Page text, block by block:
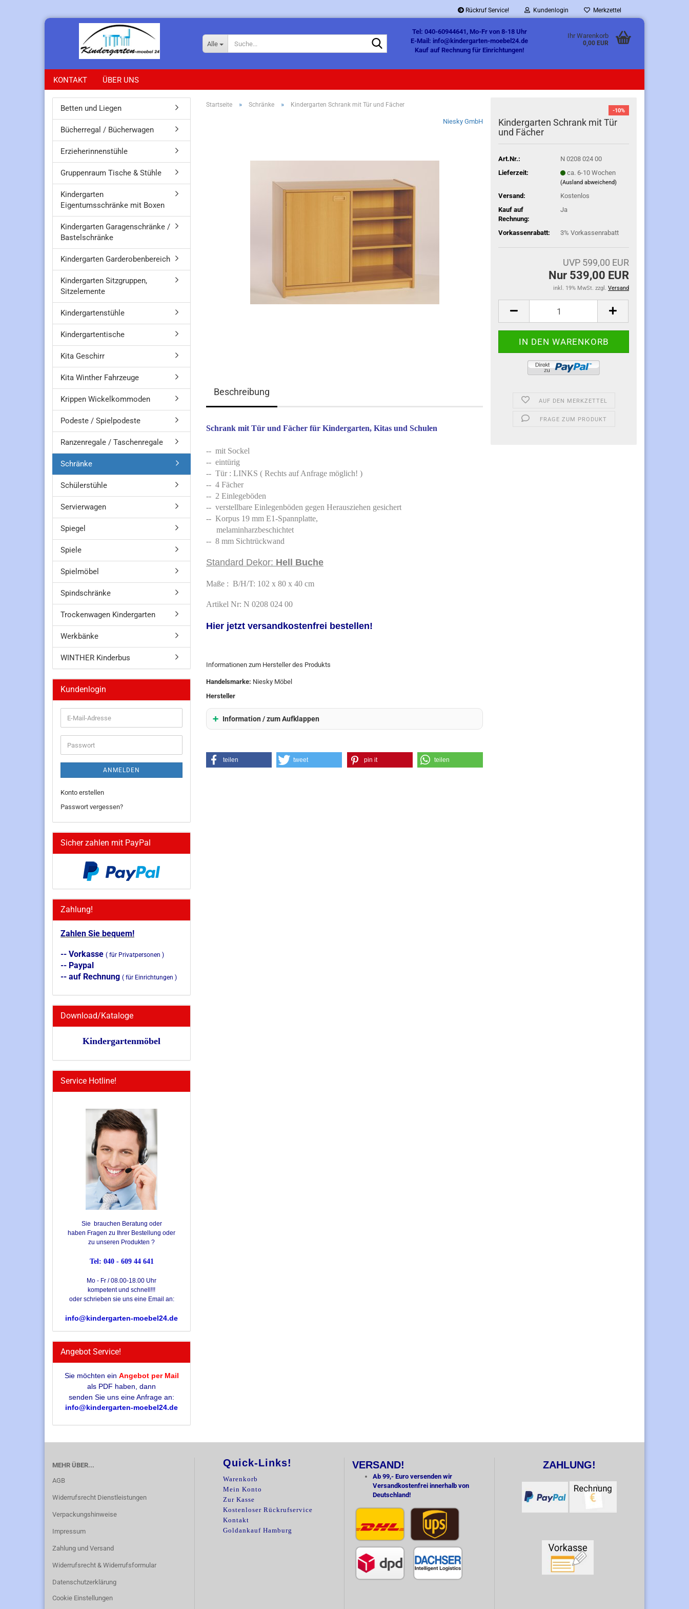
Rückruf Service! Kundenlogin Merkzettel
Alle
Tel: 040-60944641, Mo-Fr von 8-18 Uhr
E-Mail: info@kindergarten-moebel24.de
Kauf auf Rechnung für Einrichtungen!
Ihr Warenkorb
0,00 EUR
KONTAKT ÜBER UNS
Startseite » Schränke » Kindergarten Schrank mit Tür und Fächer
Niesky GmbH
-10%
Kindergarten Schrank mit Tür
und Fächer
Art.Nr.:
N 0208 024 00
Lieferzeit:
ca. 6-10 Wochen
(Ausland abweichend)
Versand:
Kostenlos
Kauf auf
Rechnung:
Ja
Vorkassenrabatt: 3% Vorkassenrabatt
UVP 599,00 EUR
Nur 539,00 EUR
inkl. 19% MwSt. zzgl. Versand
AUF DEN MERKZETTEL
FRAGE ZUM PRODUKT
Beschreibung
Schrank mit Tür und Fächer für Kindergarten, Kitas und Schulen
-- mit Sockel
-- eintürig
-- Tür : LINKS ( Rechts auf Anfrage möglich! )
-- 4 Fächer
-- 2 Einlegeböden
-- verstellbare Einlegenböden gegen Herausziehen gesichert
-- Korpus 19 mm E1-Spannplatte,
melaminharzbeschichtet
-- 8 mm Sichtrückwand
Standard Dekor: Hell Buche
Maße : B/H/T: 102 x 80 x 40 cm
Artikel Nr: N 0208 024 00
Hier jetzt versandkostenfrei bestellen!
Informationen zum Hersteller des Produkts
Handelsmarke: Niesky Möbel
Hersteller
Information / zum Aufklappen
teilen tweet pin it teilen
Betten und Liegen
Bücherregal / Bücherwagen
Erzieherinnenstühle
Gruppenraum Tische & Stühle
Kindergarten
Eigentumsschränke mit Boxen
Kindergarten Garagenschränke /
Bastelschränke
Kindergarten Garderobenbereich
Kindergarten Sitzgruppen,
Sitzelemente
Kindergartenstühle
Kindergartentische
Kita Geschirr
Kita Winther Fahrzeuge
Krippen Wickelkommoden
Podeste / Spielpodeste
Ranzenregale / Taschenregale
Schränke
Schülerstühle
Servierwagen
Spiegel
Spiele
Spielmöbel
Spindschränke
Trockenwagen Kindergarten
Werkbänke
WINTHER Kinderbus
Kundenlogin
E-
Mail-
Adresse
Passwort
ANMELDEN
Konto erstellen
Passwort vergessen?
Sicher zahlen mit PayPal
Zahlung!
Zahlen Sie bequem!
-- Vorkasse ( für Privatpersonen )
-- Paypal
-- auf Rechnung ( für Einrichtungen )
Download/Kataloge
Kindergartenmöbel
Service Hotline!
Sie brauchen Beratung oder
haben Fragen zu Ihrer Bestellung oder
zu unseren Produkten ?
Tel: 040 - 609 44 641
Mo - Fr / 08.00-18.00 Uhr
kompetent und schnell!!!
oder schrieben sie uns eine Email an:
info@kindergarten-moebel24.de
Angebot Service!
Sie möchten ein Angebot per Mail
als PDF haben, dann
senden Sie uns eine Anfrage an:
info@kindergarten-moebel24.de
MEHR ÜBER...
AGB
Widerrufsrecht Dienstleistungen
Verpackungshinweise
Impressum
Zahlung und Versand
Widerrufsrecht & Widerrufsformular
Datenschutzerklärung
Cookie Einstellungen
Quick-Links!
Warenkorb
Mein Konto
Zur Kasse
Kostenloser Rückrufservice
Kontakt
Goldankauf Hamburg
VERSAND!
Ab 99,- Euro versenden wir
Versandkostenfrei innerhalb von
Deutschland!
ZAHLUNG!